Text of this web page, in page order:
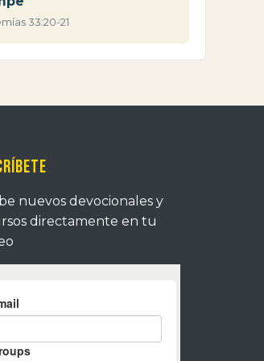
33:20-21
nuevos devocionales y
directamente en tu